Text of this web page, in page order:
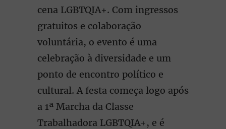
cena LGBTQIA+. Com ingressos
gratuitos e colaboração
voluntária, o evento é uma
celebração à diversidade e um
ponto de encontro político e
cultural. A festa começa logo após
a 1ª Marcha da Classe
Trabalhadora LGBTQIA+, e é